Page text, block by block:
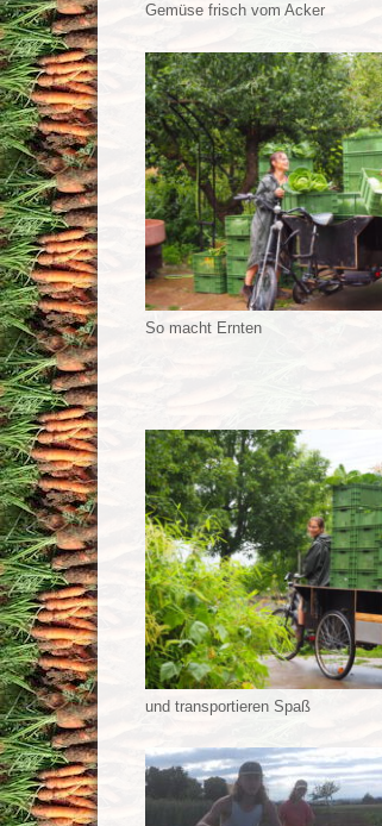
Gemüse frisch vom Acker
So macht Ernten
und transportieren Spaß